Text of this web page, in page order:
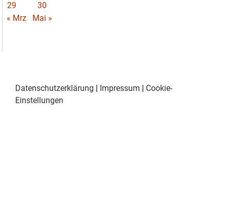
29
30
« Mrz
Mai »
Datenschutzerklärung | Impressum | Cookie-
Einstellungen